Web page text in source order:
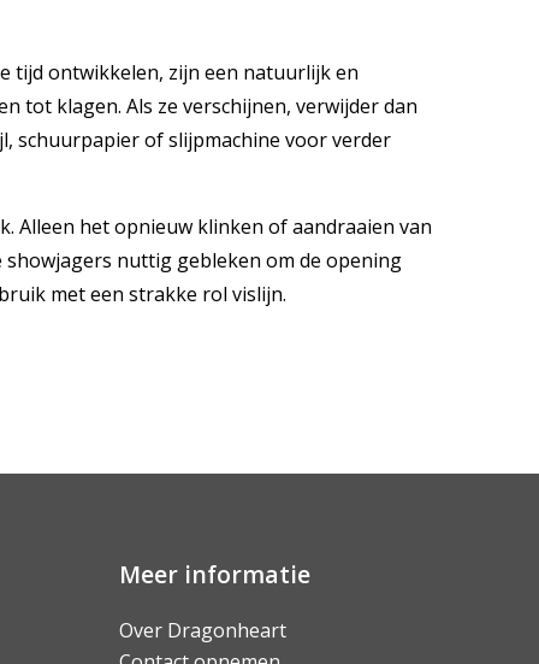
tijd ontwikkelen, zijn een natuurlijk en
tot klagen. Als ze verschijnen, verwijder dan
schuurpapier of slijpmachine voor verder
Alleen het opnieuw klinken of aandraaien van
nuttig gebleken om de opening
met een strakke rol vislijn.
Meer informatie
Over Dragonheart